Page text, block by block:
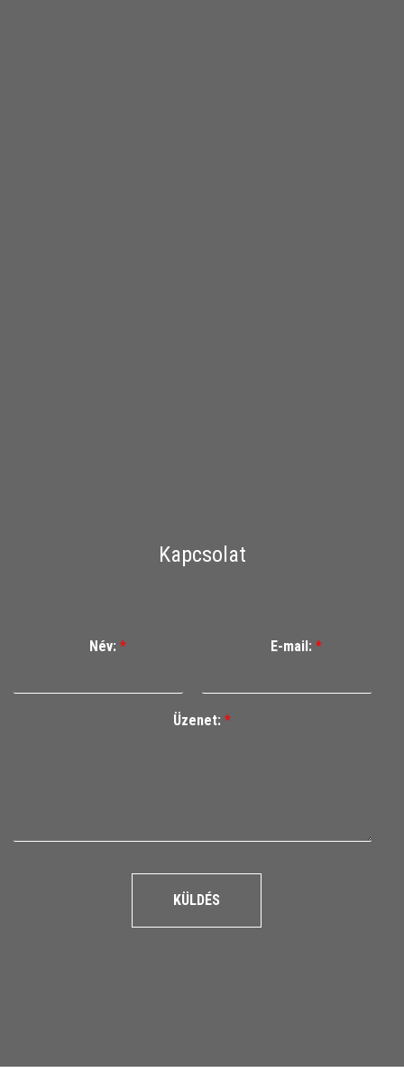
Kapcsolat
Név: * E-mail: *
Üzenet: *
KÜLDÉS